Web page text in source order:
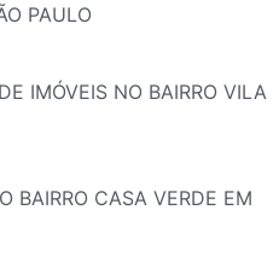
PAULO
IMÓVEIS NO BAIRRO VILA
BAIRRO CASA VERDE EM